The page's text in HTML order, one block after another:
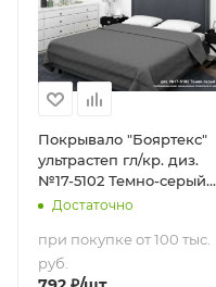
Покрывало "Бояртекс"
ультрастеп гл/кр. диз.
№17-5102 Темно-серый
(верх/низ темно-серый)
Достаточно
при покупке от 100 тыс.
руб.